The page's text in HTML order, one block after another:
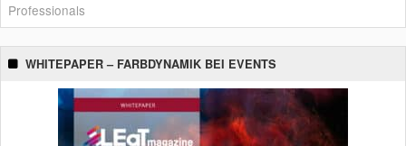
Professionals
WHITEPAPER – FARBDYNAMIK BEI EVENTS